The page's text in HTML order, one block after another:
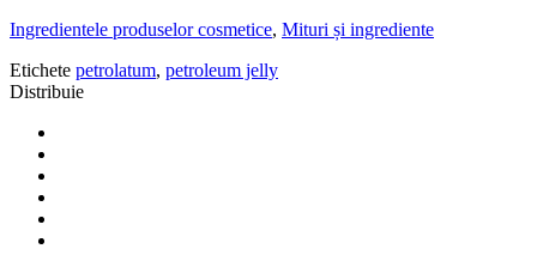
Ingredientele produselor cosmetice, Mituri și ingrediente
Etichete petrolatum, petroleum jelly
Distribuie